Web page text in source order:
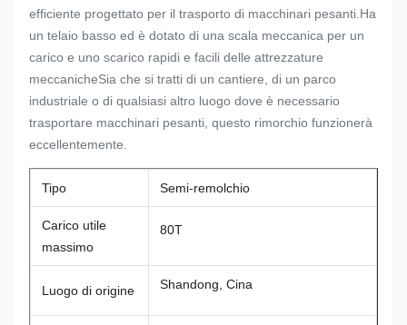
efficiente progettato per il trasporto di macchinari pesanti.Ha
un telaio basso ed è dotato di una scala meccanica per un
carico e uno scarico rapidi e facili delle attrezzature
meccanicheSia che si tratti di un cantiere, di un parco
industriale o di qualsiasi altro luogo dove è necessario
trasportare macchinari pesanti, questo rimorchio funzionerà
eccellentemente.
Tipo Semi-remolchio
Carico utile
massimo
80T
Luogo di origine Shandong, Cina